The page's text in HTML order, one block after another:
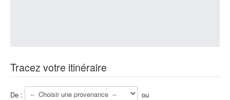
Tracez votre itinéraire
De : ou